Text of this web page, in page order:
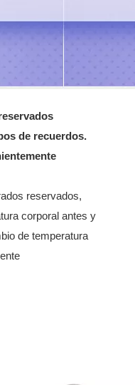
de recuerdos.
reservados,
corporal antes y
de temperatura